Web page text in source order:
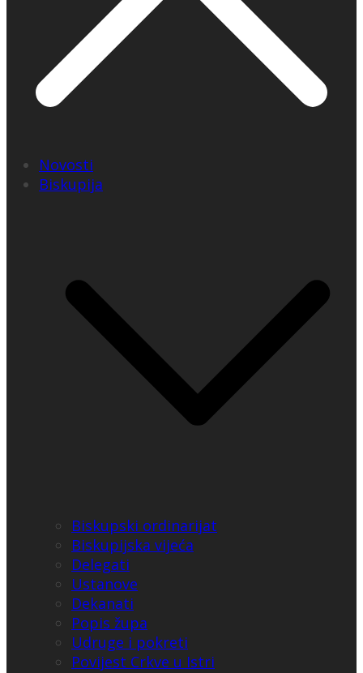
Novosti
Biskupija
Biskupski ordinarijat
Biskupijska vijeća
Delegati
Ustanove
Dekanati
Popis župa
Udruge i pokreti
Povijest Crkve u Istri